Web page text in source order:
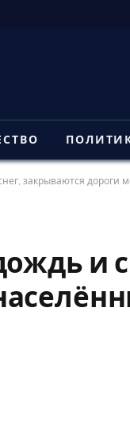
закрываются дороги
и